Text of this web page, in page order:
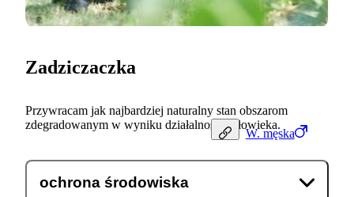
W. męska
Zadziczaczka
Przywracam jak najbardziej naturalny stan obszarom
zdegradowanym w wyniku działalności człowieka.
ochrona środowiska